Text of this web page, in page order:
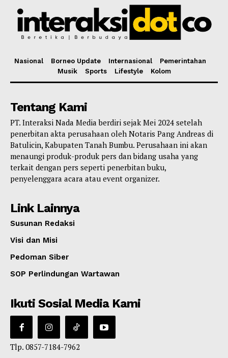
Nasional Borneo Update Internasional
Pemerintahan
Musik
Sports Lifestyle Kolom
Tentang Kami
PT. Interaksi Nada Media berdiri sejak Mei 2024 setelah
penerbitan akta perusahaan oleh Notaris Pang Andreas di
Batulicin, Kabupaten Tanah Bumbu. Perusahaan ini akan
menaungi produk-produk pers dan bidang usaha yang
terkait dengan pers seperti penerbitan buku,
penyelenggara acara atau event organizer.
Link Lainnya
Susunan Redaksi
Visi dan Misi
Pedoman Siber
SOP Perlindungan Wartawan
Ikuti Sosial Media Kami
Tlp. 0857-7184-7962